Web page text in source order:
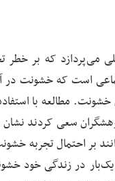
است که خشونت در
سعی کردند نشان
یک‌بار در زندگی خود